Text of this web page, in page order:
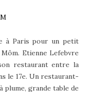
à Paris pour un petit
Etienne Lefebvre
restaurant entre la
le 17e. Un restaurant-
plume, grande table de